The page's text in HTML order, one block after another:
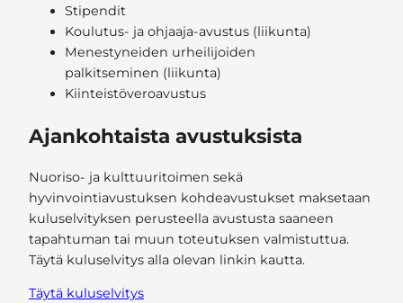
Stipendit
Koulutus- ja ohjaaja-avustus (liikunta)
Menestyneiden urheilijoiden
palkitseminen (liikunta)
Kiinteistöveroavustus
Ajankohtaista avustuksista
Nuoriso- ja kulttuuritoimen sekä
hyvinvointiavustuksen kohdeavustukset maksetaan
kuluselvityksen perusteella avustusta saaneen
tapahtuman tai muun toteutuksen valmistuttua.
Täytä kuluselvitys alla olevan linkin kautta.
Täytä kuluselvitys